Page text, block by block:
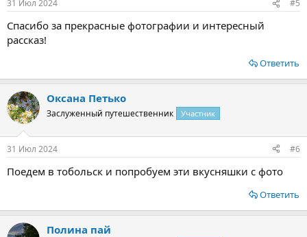
31 Июл 2024 #5
Спасибо за прекрасные фотографии и интересный
рассказ!
Ответить
Оксана Петько
Заслуженный путешественник Участник
31 Июл 2024 #6
Поедем в тобольск и попробуем эти вкусняшки с фото
Ответить
Полина пай